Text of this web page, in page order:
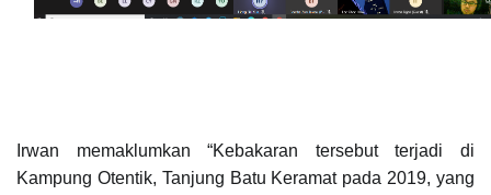
Irwan memaklumkan “Kebakaran tersebut terjadi di
Kampung Otentik, Tanjung Batu Keramat pada 2019, yang